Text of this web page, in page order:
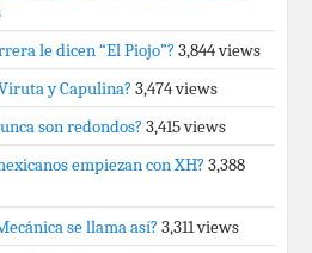
le dicen “El Piojo”? 3,844 views
y Capulina? 3,474 views
son redondos? 3,415 views
empiezan con XH? 3,388
se llama así? 3,311 views